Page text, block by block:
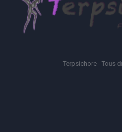
Terpsichore - Tous